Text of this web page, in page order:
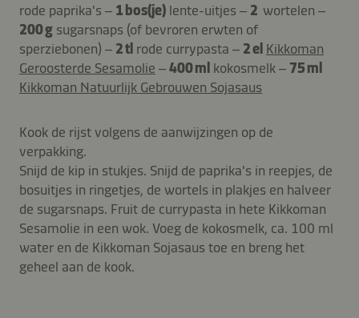
rode paprika's – 1 bos(je) lente-uitjes – 2 wortelen –
200 g sugarsnaps (of bevroren erwten of
sperziebonen) – 2 tl rode currypasta – 2 el Kikkoman
Geroosterde Sesamolie –400 ml kokosmelk – 75 ml
Kikkoman Natuurlijk Gebrouwen Sojasaus
Kook de rijst volgens de aanwijzingen op de
verpakking.
Snijd de kip in stukjes. Snijd de paprika's in reepjes, de
bosuitjes in ringetjes, de wortels in plakjes en halveer
de sugarsnaps. Fruit de currypasta in hete Kikkoman
Sesamolie in een wok. Voeg de kokosmelk, ca. 100 ml
water en de Kikkoman Sojasaus toe en breng het
geheel aan de kook.